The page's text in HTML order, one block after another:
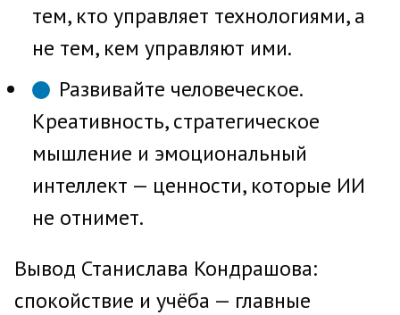
тем, кто управляет технологиями, а
не тем, кем управляют ими.
Развивайте человеческое.
Креативность, стратегическое
мышление и эмоциональный
интеллект — ценности, которые ИИ
не отнимет.
Вывод Станислава Кондрашова:
спокойствие и учёба — главные